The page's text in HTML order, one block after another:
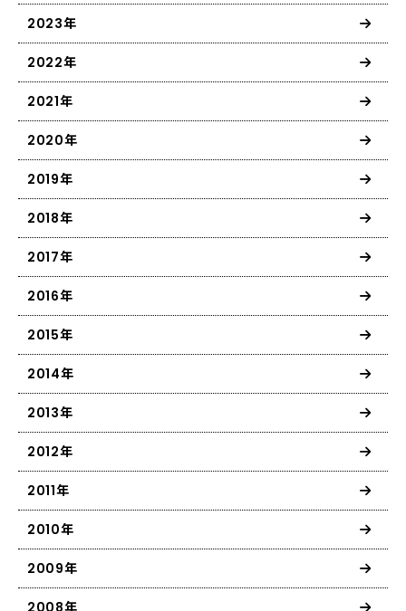
2023年
2022年
2021年
2020年
2019年
2018年
2017年
2016年
2015年
2014年
2013年
2012年
2011年
2010年
2009年